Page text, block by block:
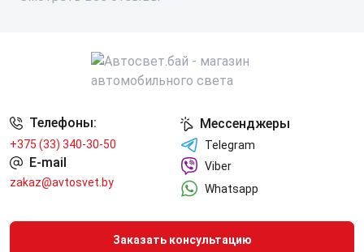
Телефоны:
+375 (33) 340-30-50
E-mail
zakaz@avtosvet.by
Мессенджеры
Telegram
Viber
Whatsapp
Заказать консультацию